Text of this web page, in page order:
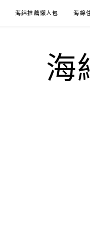
海綿推薦懶人包 海綿
海